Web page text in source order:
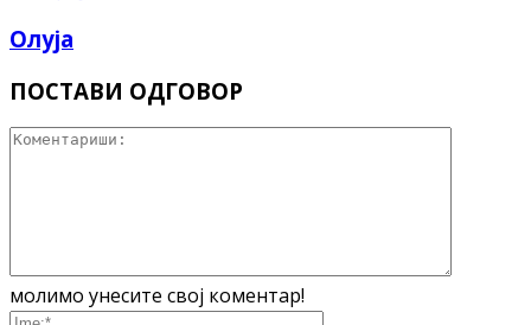
Олуја
ПОСТАВИ ОДГОВОР
молимо унесите свој коментар!